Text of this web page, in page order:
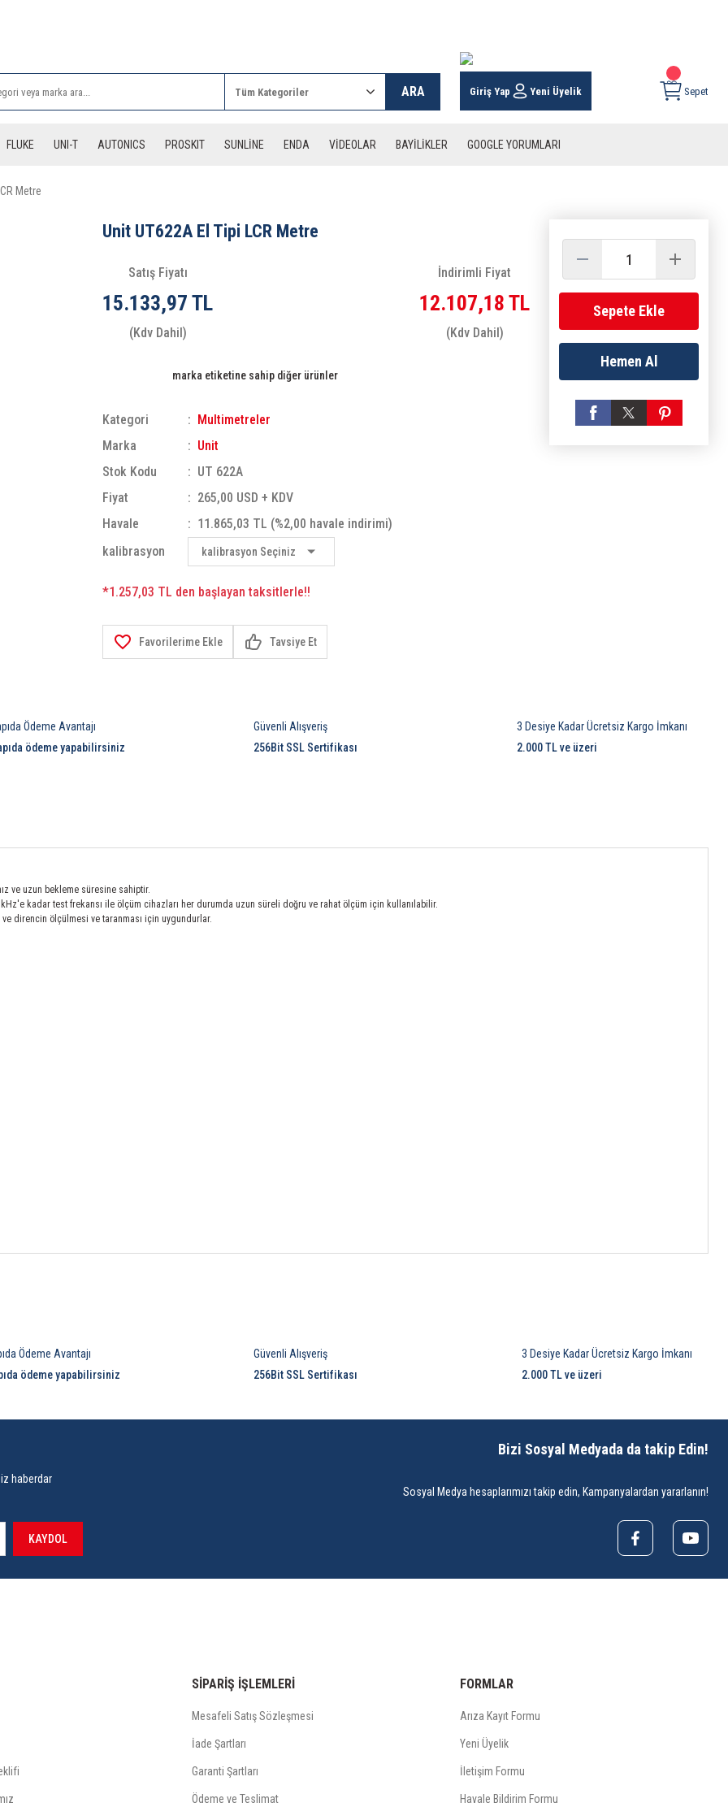
ARA Giriş Yap Yeni Üyelik Sepet
FLUKE UNI-T AUTONICS PROSKIT SUNLİNE ENDA VİDEOLAR BAYİLİKLER GOOGLE YORUMLARI
Metre
Unit UT622A El Tipi LCR Metre
Satış Fiyatı
15.133,97 TL
(Kdv Dahil)
İndirimli Fiyat
12.107,18 TL
(Kdv Dahil)
marka etiketine sahip diğer ürünler
Kategori
Multimetreler
Marka
Unit
Stok Kodu
UT 622A
Fiyat
265,00 USD + KDV
Havale
11.865,03 TL (%2,00 havale indirimi)
kalibrasyon
*1.257,03 TL den başlayan taksitlerle!!
Tavsiye Et
Sepete Ekle
Hemen Al
3 Desiye Kadar Ücretsiz Kargo İmkanı
2.000 TL ve üzeri
Ödeme Avantajı
ödeme yapabilirsiniz
Güvenli Alışveriş
256Bit SSL Sertifikası
ve uzun bekleme süresine sahiptir.
kadar test frekansı ile ölçüm cihazları her durumda uzun süreli doğru ve rahat ölçüm için kullanılabilir.
direncin ölçülmesi ve taranması için uygundurlar.
3 Desiye Kadar Ücretsiz Kargo İmkanı
2.000 TL ve üzeri
Ödeme Avantajı
ödeme yapabilirsiniz
Güvenli Alışveriş
256Bit SSL Sertifikası
haberdar
KAYDOL
Bizi Sosyal Medyada da takip Edin!
Sosyal Medya hesaplarımızı takip edin, Kampanyalardan yararlanın!
SİPARİŞ İŞLEMLERİ
Mesafeli Satış Sözleşmesi
İade Şartları
Garanti Şartları
Ödeme ve Teslimat
FORMLAR
Arıza Kayıt Formu
Yeni Üyelik
İletişim Formu
Havale Bildirim Formu